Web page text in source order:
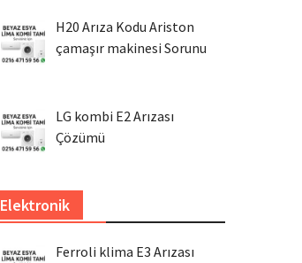
H20 Arıza Kodu Ariston
çamaşır makinesi Sorunu
LG kombi E2 Arızası
Çözümü
Elektronik
Ferroli klima E3 Arızası